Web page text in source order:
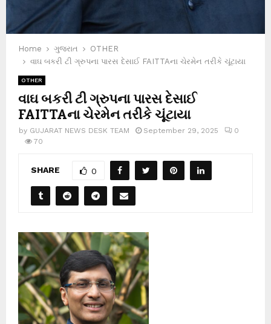
Home ગુજરાત
OTHER
વાઘ બકરી ટી ગ્રુપના પારસ દેસાઈ FAITTAના ચેરમેન તરીકે ચૂંટાયા
OTHER
વાઘ બકરી ટી ગ્રુપના પારસ દેસાઈ
FAITTAના ચેરમેન તરીકે ચૂંટાયા
by GUJARAT NEWS DESK TEAM September 29, 2025
0
70
SHARE 0